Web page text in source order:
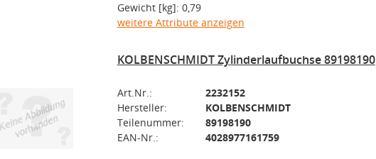
Gewicht [kg]: 0,79
weitere Attribute anzeigen
KOLBENSCHMIDT Zylinderlaufbuchse 89198190
Art.Nr.:
2232152
Hersteller:
KOLBENSCHMIDT
Teilenummer:
89198190
EAN-Nr.:
4028977161759